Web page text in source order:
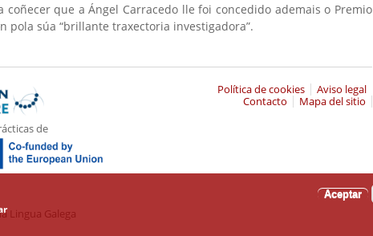
coñecer que a Ángel Carracedo lle foi concedido ademais o Premio
pola súa “brillante traxectoria investigadora”.
de
Aviso legal
Política de cookies
Mapa del sitio
Contacto
Lingua Galega
Aceptar